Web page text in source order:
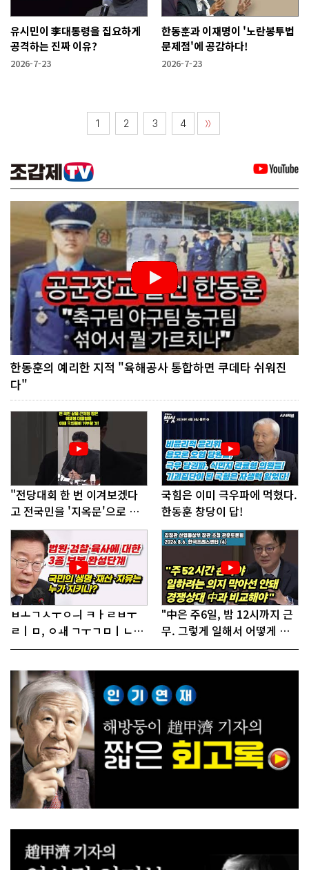
유시민이 李대통령을 집요하게
공격하는 진짜 이유?
2026-7-23
한동훈과 이재명이 '노란봉투법
문제점'에 공감하다!
2026-7-23
1 2 3 4 〉〉
한동훈의 예리한 지적 "육해공사 통합하면 쿠데타 쉬워진
다"
"전당대회 한 번 이겨보겠다
고 전국민을 '지옥문'으로 밀
어!"
국힘은 이미 극우파에 먹혔다.
한동훈 창당이 답!
ㅂㅗㄱㅅㅜㅇㅢ ㅋㅏㄹㅂㅜ
ㄹㅣㅁ, ㅇㅙ ㄱㅜㄱㅁㅣㄴㄷ
ㅡㄹㅇㅣ ㄷㅏㅇㅎㅐㅇㅑ ㅎ
"中은 주6일, 밤 12시까지 근
무. 그렇게 일해서 어떻게 경
쟁하냐 반문하더라"